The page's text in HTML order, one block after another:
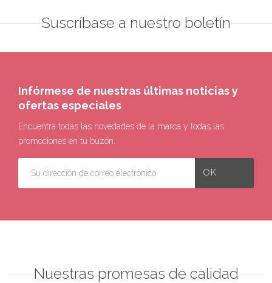
Suscríbase a nuestro boletín
Infórmese de nuestras últimas noticias y
ofertas especiales
Encuentra todas las novedades de la marca y todas las
promociones en tu buzón.
Nuestras promesas de calidad